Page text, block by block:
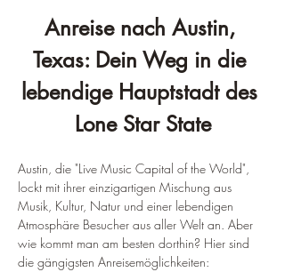
Anreise nach Austin,
Texas: Dein Weg in die
lebendige Hauptstadt des
Lone Star State
Austin, die "Live Music Capital of the World",
lockt mit ihrer einzigartigen Mischung aus
Musik, Kultur, Natur und einer lebendigen
Atmosphäre Besucher aus aller Welt an. Aber
wie kommt man am besten dorthin? Hier sind
die gängigsten Anreisemöglichkeiten: